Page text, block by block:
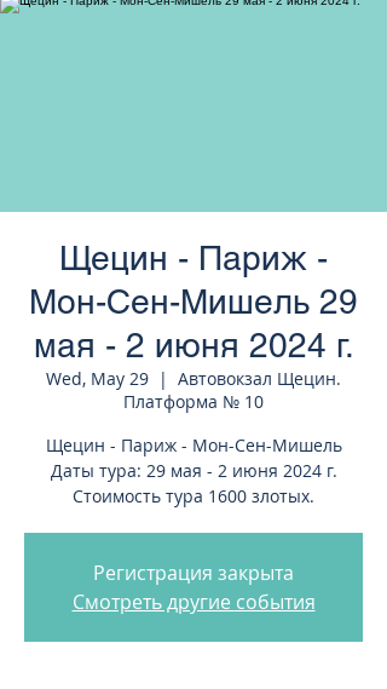
Щецин - Париж -
Мон-Сен-Мишель 29
мая - 2 июня 2024 г.
Wed, May 29
  |
Автовокзал Щецин.
Платформа № 10
Щецин - Париж - Мон-Сен-Мишель
Даты тура: 29 мая - 2 июня 2024 г.
Стоимость тура 1600 злотых.
Регистрация закрыта
Смотреть другие события